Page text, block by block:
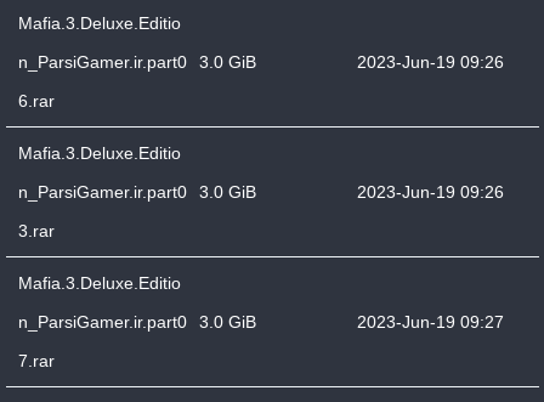
Mafia.3.Deluxe.Editio
n_ParsiGamer.ir.part0
6.rar
3.0 GiB 2023-Jun-19 09:26
Mafia.3.Deluxe.Editio
n_ParsiGamer.ir.part0
3.rar
3.0 GiB 2023-Jun-19 09:26
Mafia.3.Deluxe.Editio
n_ParsiGamer.ir.part0
7.rar
3.0 GiB 2023-Jun-19 09:27